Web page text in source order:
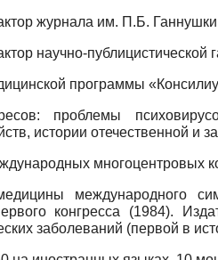
журнала им. П.Б.
научно-публицистической
программы
проблемы
истории отечественной и
многоцентровых
международного
конгресса (1984).
заболеваний (первой в